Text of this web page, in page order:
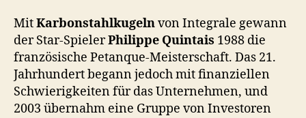
MitKarbonstahlkugelnvon Integrale gewann
der Star-SpielerPhilippe Quintais 1988 die
französische Petanque-Meisterschaft. Das 21.
Jahrhundert begann jedoch mit finanziellen
Schwierigkeiten für das Unternehmen, und
2003 übernahm eine Gruppe von Investoren